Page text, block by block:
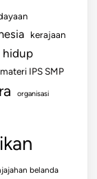
kerajaan
hidup
materi IPS SMP
organisasi
belanda